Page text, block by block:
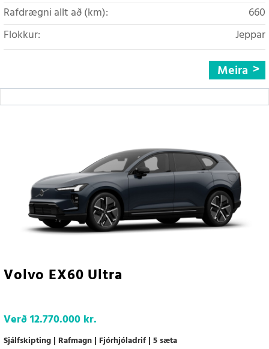
Rafdrægni allt að (km):
660
Flokkur:
Jeppar
Meira
Volvo EX60 Ultra
Verð12.770.000 kr.
Sjálfskipting Rafmagn Fjórhjóladrif 5 sæta